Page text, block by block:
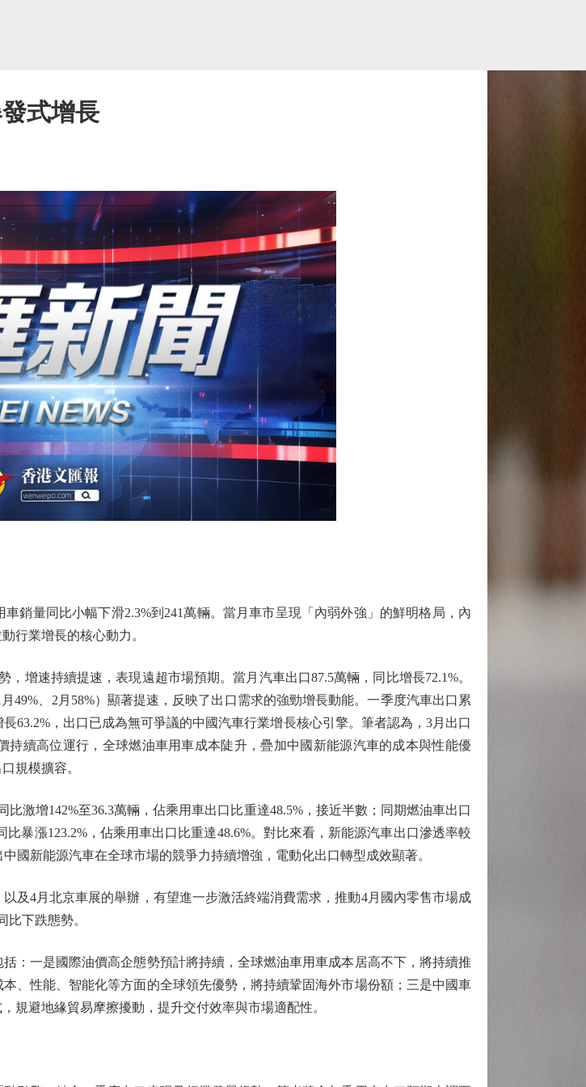
式增長
量同比小幅下滑2.3%到241萬輛。當月車市呈現「內弱外強」的鮮明格局，內
行業增長的核心動力。
速持續提速，表現遠超市場預期。當月汽車出口87.5萬輛，同比增長72.1%。
49%、2月58%）顯著提速，反映了出口需求的強勁增長動能。一季度汽車出口累
63.2%，出口已成為無可爭議的中國汽車行業增長核心引擎。筆者認為，3月出口
續高位運行，全球燃油車用車成本陡升，疊加中國新能源汽車的成本與性能優
規模擴容。
增142%至36.3萬輛，佔乘用車出口比重達48.5%，接近半數；同期燃油車出口
暴漲123.2%，佔乘用車出口比重達48.6%。對比來看，新能源汽車出口滲透率較
國新能源汽車在全球市場的競爭力持續增強，電動化出口轉型成效顯著。
4月北京車展的舉辦，有望進一步激活終端消費需求，推動4月國內零售市場成
下跌態勢。
一是國際油價高企態勢預計將持續，全球燃油車用車成本居高不下，將持續推
、性能、智能化等方面的全球領先優勢，將持續鞏固海外市場份額；三是中國車
規避地緣貿易摩擦擾動，提升交付效率與市場適配性。